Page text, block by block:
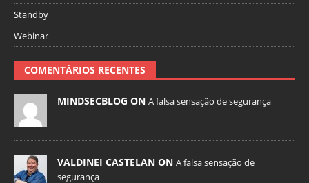
Standby
Webinar
COMENTÁRIOS RECENTES
MINDSECBLOG ON A falsa sensação de segurança
VALDINEI CASTELAN ON A falsa sensação de
segurança